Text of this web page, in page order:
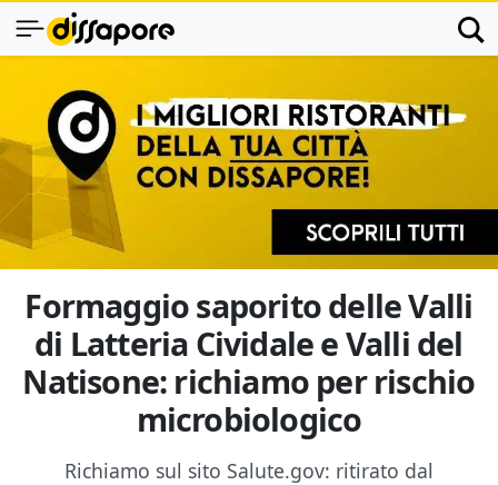
Formaggio saporito delle Valli
di Latteria Cividale e Valli del
Natisone: richiamo per rischio
microbiologico
Richiamo sul sito Salute.gov: ritirato dal